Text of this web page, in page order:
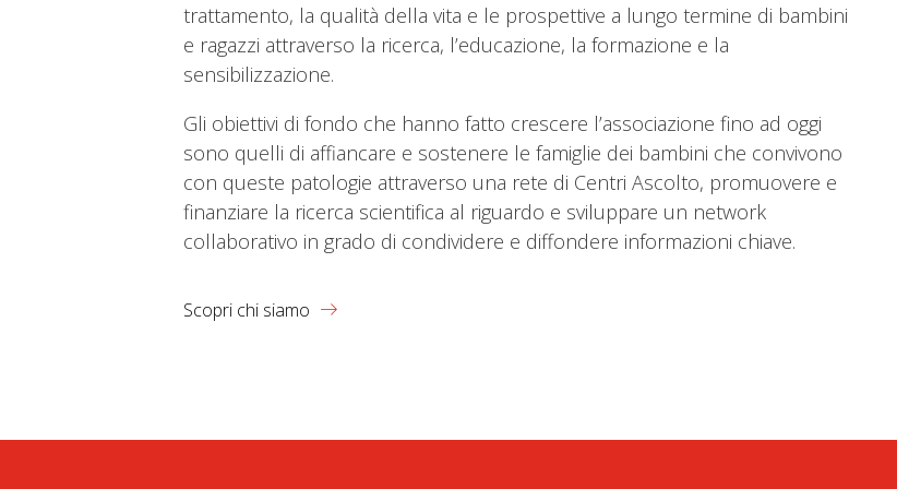
trattamento, la qualità della vita e le prospettive a lungo termine di bambini
e ragazzi attraverso la ricerca, l’educazione, la formazione e la
sensibilizzazione.
Gli obiettivi di fondo che hanno fatto crescere l’associazione fino ad oggi
sono quelli di affiancare e sostenere le famiglie dei bambini che convivono
con queste patologie attraverso una rete di Centri Ascolto, promuovere e
finanziare la ricerca scientifica al riguardo e sviluppare un network
collaborativo in grado di condividere e diffondere informazioni chiave.
Scopri chi siamo